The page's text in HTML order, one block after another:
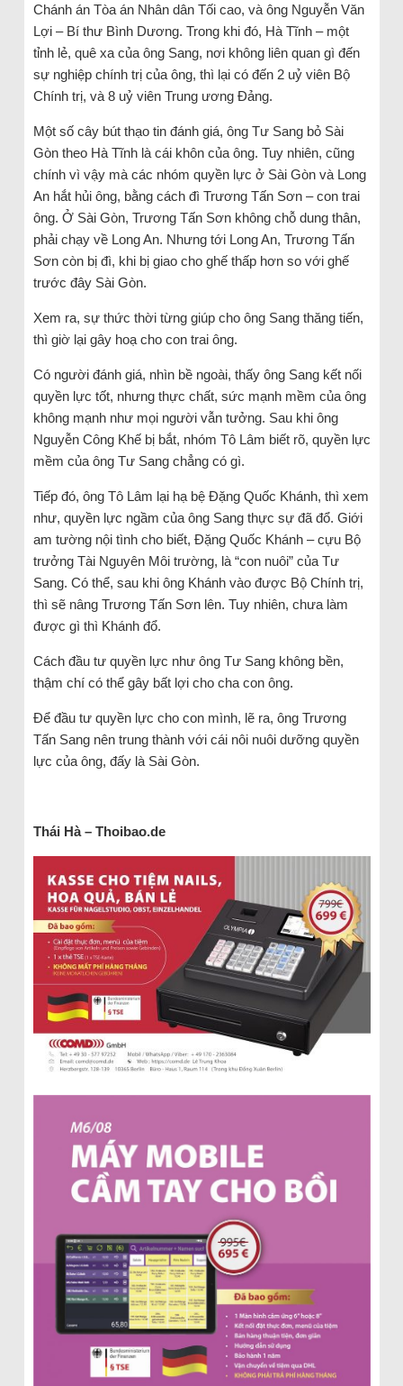
Chánh án Tòa án Nhân dân Tối cao, và ông Nguyễn Văn
Lợi – Bí thư Bình Dương. Trong khi đó, Hà Tĩnh – một
tỉnh lẻ, quê xa của ông Sang, nơi không liên quan gì đến
sự nghiệp chính trị của ông, thì lại có đến 2 uỷ viên Bộ
Chính trị, và 8 uỷ viên Trung ương Đảng.
Một số cây bút thạo tin đánh giá, ông Tư Sang bỏ Sài
Gòn theo Hà Tĩnh là cái khôn của ông. Tuy nhiên, cũng
chính vì vậy mà các nhóm quyền lực ở Sài Gòn và Long
An hắt hủi ông, bằng cách đì Trương Tấn Sơn – con trai
ông. Ở Sài Gòn, Trương Tấn Sơn không chỗ dung thân,
phải chạy về Long An. Nhưng tới Long An, Trương Tấn
Sơn còn bị đì, khi bị giao cho ghế thấp hơn so với ghế
trước đây Sài Gòn.
Xem ra, sự thức thời từng giúp cho ông Sang thăng tiến,
thì giờ lại gây hoạ cho con trai ông.
Có người đánh giá, nhìn bề ngoài, thấy ông Sang kết nối
quyền lực tốt, nhưng thực chất, sức mạnh mềm của ông
không mạnh như mọi người vẫn tưởng. Sau khi ông
Nguyễn Công Khế bị bắt, nhóm Tô Lâm biết rõ, quyền lực
mềm của ông Tư Sang chẳng có gì.
Tiếp đó, ông Tô Lâm lại hạ bệ Đặng Quốc Khánh, thì xem
như, quyền lực ngầm của ông Sang thực sự đã đổ. Giới
am tường nội tình cho biết, Đặng Quốc Khánh – cựu Bộ
trưởng Tài Nguyên Môi trường, là “con nuôi” của Tư
Sang. Có thể, sau khi ông Khánh vào được Bộ Chính trị,
thì sẽ nâng Trương Tấn Sơn lên. Tuy nhiên, chưa làm
được gì thì Khánh đổ.
Cách đầu tư quyền lực như ông Tư Sang không bền,
thậm chí có thể gây bất lợi cho cha con ông.
Để đầu tư quyền lực cho con mình, lẽ ra, ông Trương
Tấn Sang nên trung thành với cái nôi nuôi dưỡng quyền
lực của ông, đấy là Sài Gòn.
Thái Hà – Thoibao.de